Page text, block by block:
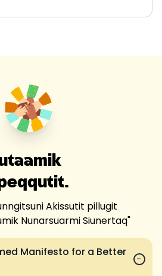
Akissutit pillugit
Nunarsuarmi Siunertaq"
Manifesto for a Better
−